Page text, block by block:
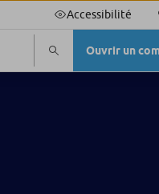
Accessibilité
Ouvrir un